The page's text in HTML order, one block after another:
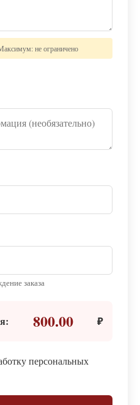
не ограничено
заказа
800.00 ₽
персональных